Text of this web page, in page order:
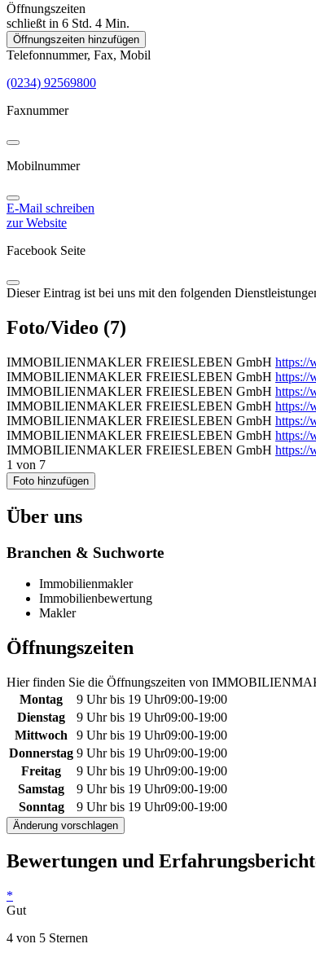
Öffnungszeiten
schließt in 6 Std. 4 Min.
Öffnungszeiten hinzufügen
Telefonnummer, Fax, Mobil
(0234) 92569800
Faxnummer
Mobilnummer
E-Mail schreiben
zur Website
Facebook Seite
Dieser Eintrag ist bei uns mit den folgenden
Foto/Video (7)
IMMOBILIENMAKLER FREIESLEBEN GmbH https://
IMMOBILIENMAKLER FREIESLEBEN GmbH https://
IMMOBILIENMAKLER FREIESLEBEN GmbH https://
IMMOBILIENMAKLER FREIESLEBEN GmbH https://
IMMOBILIENMAKLER FREIESLEBEN GmbH https://
IMMOBILIENMAKLER FREIESLEBEN GmbH https://
IMMOBILIENMAKLER FREIESLEBEN GmbH https://
1 von 7
Foto hinzufügen
Über uns
Branchen & Suchworte
Immobilienmakler
Immobilienbewertung
Makler
Öffnungszeiten
Hier finden Sie die Öffnungszeiten von
Montag
9 Uhr bis 19 Uhr09:00-19:00
Dienstag
9 Uhr bis 19 Uhr09:00-19:00
Mittwoch
9 Uhr bis 19 Uhr09:00-19:00
Donnerstag 9 Uhr bis 19 Uhr09:00-19:00
Freitag
9 Uhr bis 19 Uhr09:00-19:00
Samstag
9 Uhr bis 19 Uhr09:00-19:00
Sonntag
9 Uhr bis 19 Uhr09:00-19:00
Änderung vorschlagen
Bewertungen und
*
Gut
4 von 5 Sternen